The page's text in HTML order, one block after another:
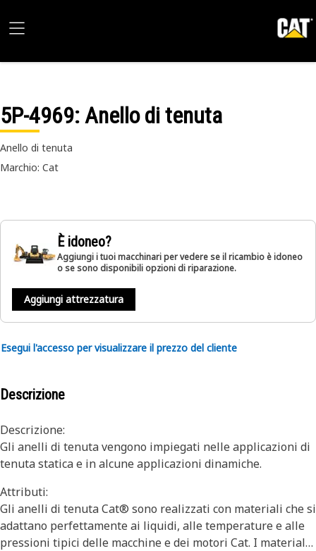
5P-4969: Anello di tenuta
Anello di tenuta
Marchio: Cat
È idoneo?
Aggiungi i tuoi macchinari per vedere se il ricambio è idoneo
o se sono disponibili opzioni di riparazione.
Aggiungi attrezzatura
Esegui l'accesso per visualizzare il prezzo del cliente
Descrizione
Descrizione:
Gli anelli di tenuta vengono impiegati nelle applicazioni di
tenuta statica e in alcune applicazioni dinamiche.
Attributi:
Gli anelli di tenuta Cat® sono realizzati con materiali che si
adattano perfettamente ai liquidi, alle temperature e alle
pressioni tipici delle macchine e dei motori Cat. I materiali